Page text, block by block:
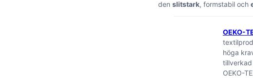
den slitstark, formstabil och
OEKO-
höga
OEKO-